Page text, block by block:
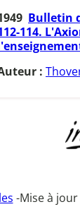
Bulletin
114.
:
-Mise à jour